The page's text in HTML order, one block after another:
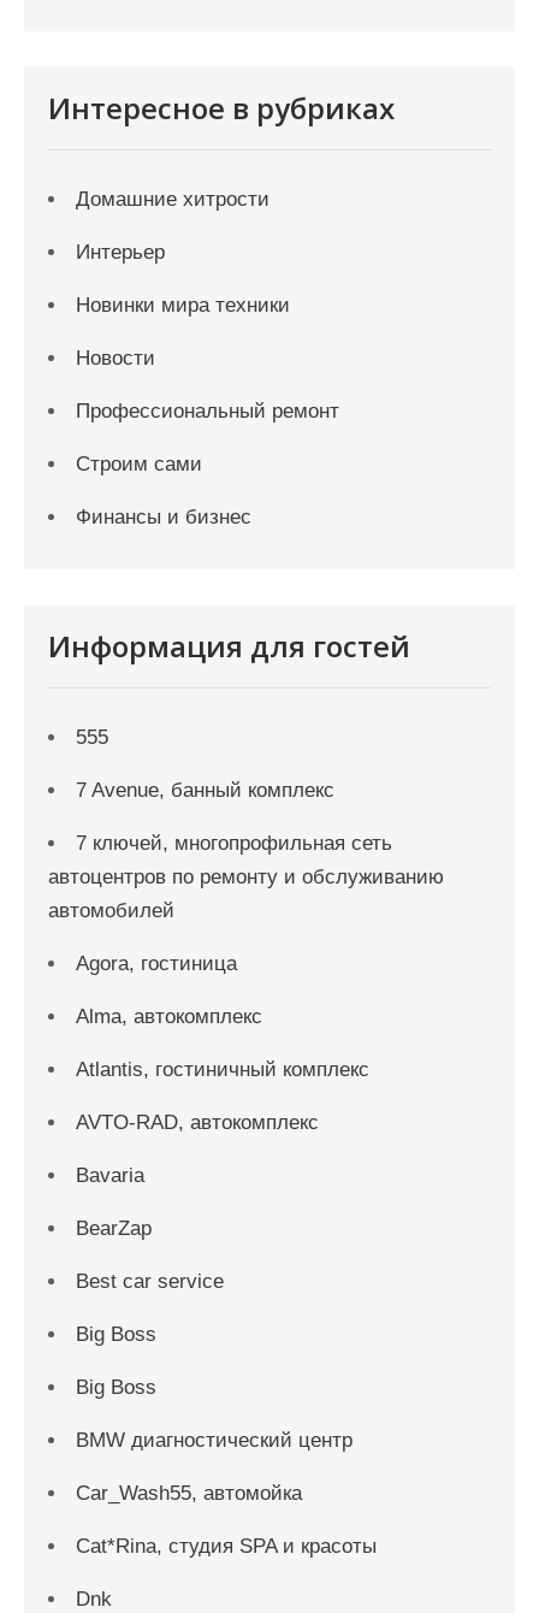
Интересное в рубриках
Домашние хитрости
Интерьер
Новинки мира техники
Новости
Профессиональный ремонт
Строим сами
Финансы и бизнес
Информация для гостей
555
7 Avenue, банный комплекс
7 ключей, многопрофильная сеть
автоцентров по ремонту и обслуживанию
автомобилей
Agora, гостиница
Alma, автокомплекс
Atlantis, гостиничный комплекс
AVTO-RAD, автокомплекс
Bavaria
BearZap
Best car service
Big Boss
Big Boss
BMW диагностический центр
Car_Wash55, автомойка
Cat*Rina, студия SPA и красоты
Dnk